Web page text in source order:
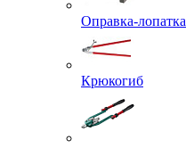
Оправка-лопатка
Крюкогиб